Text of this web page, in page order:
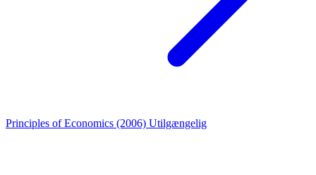
Principles of Economics (2006) Utilgængelig